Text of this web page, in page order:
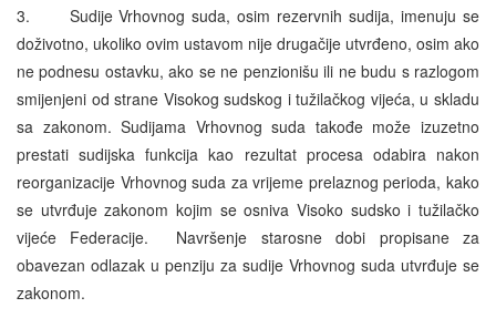
3. Sudije Vrhovnog suda, osim rezervnih sudija, imenuju se
doživotno, ukoliko ovim ustavom nije drugačije utvrđeno, osim ako
ne podnesu ostavku, ako se ne penzionišu ili ne budu s razlogom
smijenjeni od strane Visokog sudskog i tužilačkog vijeća, u skladu
sa zakonom. Sudijama Vrhovnog suda takođe može izuzetno
prestati sudijska funkcija kao rezultat procesa odabira nakon
reorganizacije Vrhovnog suda za vrijeme prelaznog perioda, kako
se utvrđuje zakonom kojim se osniva Visoko sudsko i tužilačko
vijeće Federacije. Navršenje starosne dobi propisane za
obavezan odlazak u penziju za sudije Vrhovnog suda utvrđuje se
zakonom.